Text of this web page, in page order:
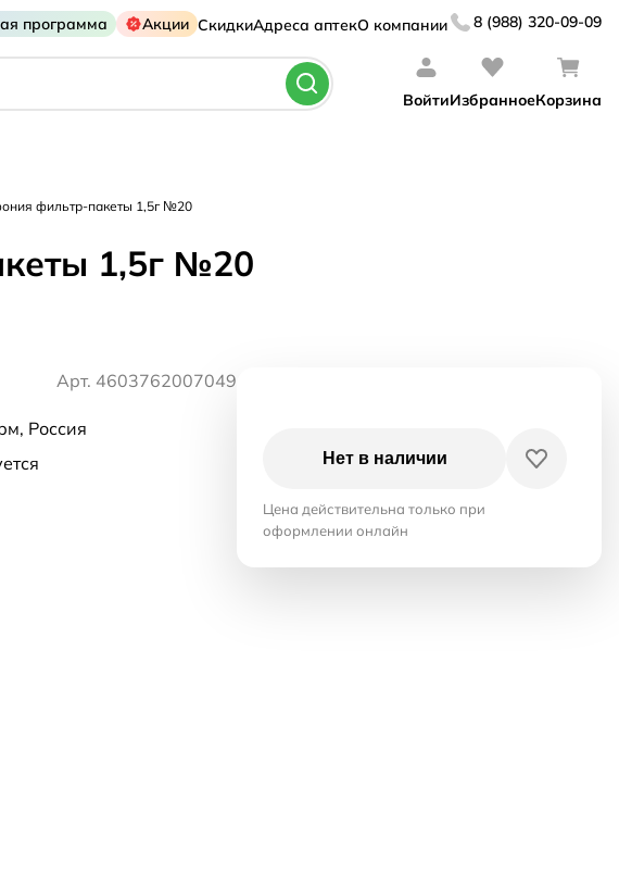
программа Акции СкидкиАдреса аптекО компании 8 (988) 320-09-09
ВойтиИзбранноеКорзина
фильтр-пакеты 1,5г №20
1,5г №20
Арт. 4603762007049
Россия
Нет в наличии
Цена действительна только при
оформлении онлайн